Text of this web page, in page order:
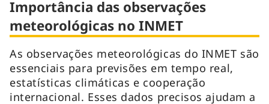
Importância das observações
meteorológicas no INMET
As observações meteorológicas do INMET são
essenciais para previsões em tempo real,
estatísticas climáticas e cooperação
internacional. Esses dados precisos ajudam a